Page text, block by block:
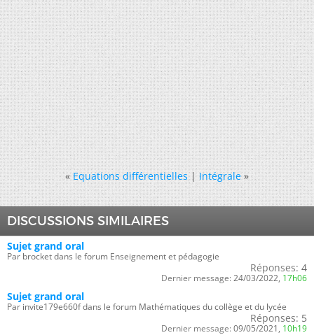
« Equations différentielles|Intégrale »
DISCUSSIONS SIMILAIRES
Sujet grand oral
Par brocket dans le forum Enseignement et pédagogie
Réponses: 4
Dernier message: 24/03/2022, 17h06
Sujet grand oral
Par invite179e660f dans le forum Mathématiques du collège et du lycée
Réponses: 5
Dernier message: 09/05/2021, 10h19